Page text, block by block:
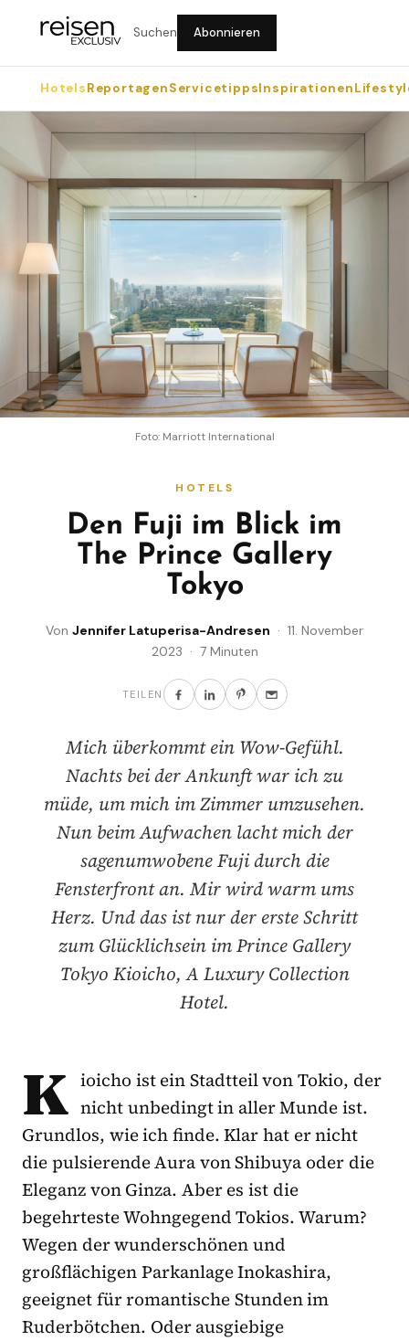
Suchen Abonnieren
HotelsReportagenServicetippsInspirationen
Foto: Marriott International
HOTELS
Den Fuji im Blick im
The Prince Gallery
Tokyo
Von Jennifer Latuperisa-Andresen · 11. November
2023 · 7 Minuten
TEILEN
Mich überkommt ein Wow-Gefühl.
Nachts bei der Ankunft war ich zu
müde, um mich im Zimmer umzusehen.
Nun beim Aufwachen lacht mich der
sagenumwobene Fuji durch die
Fensterfront an. Mir wird warm ums
Herz. Und das ist nur der erste Schritt
zum Glücklichsein im Prince Gallery
Tokyo Kioicho, A Luxury Collection
Hotel.
K ioicho ist ein Stadtteil von Tokio, der
nicht unbedingt in aller Munde ist.
Grundlos, wie ich finde. Klar hat er nicht
die pulsierende Aura von Shibuya oder die
Eleganz von Ginza. Aber es ist die
begehrteste Wohngegend Tokios. Warum?
Wegen der wunderschönen und
großflächigen Parkanlage Inokashira,
geeignet für romantische Stunden im
Ruderbötchen. Oder ausgiebige